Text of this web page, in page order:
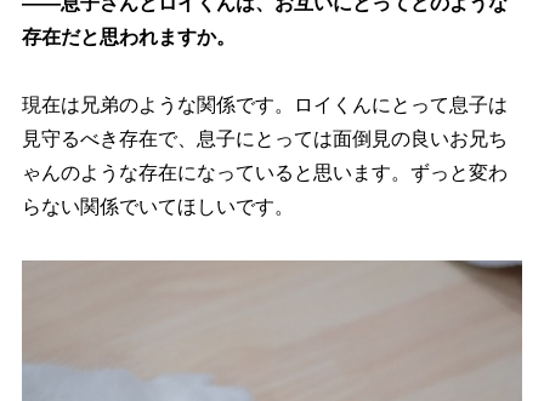
存在だと思われますか。
現在は兄弟のような関係です。ロイくんにとって息子は
見守るべき存在で、息子にとっては面倒見の良いお兄ち
ゃんのような存在になっていると思います。ずっと変わ
らない関係でいてほしいです。